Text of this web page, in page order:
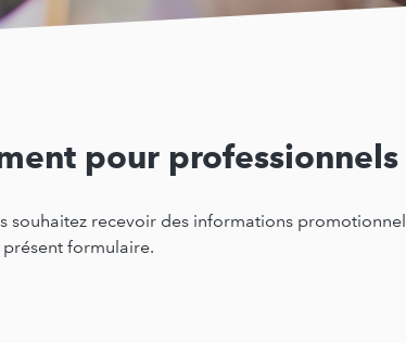
pour
souhaitez recevoir des informations
présent formulaire.